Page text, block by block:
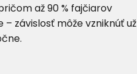
až 90 % fajčiarov
závislosť môže vzniknúť už